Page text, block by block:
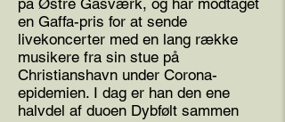
på Østre Gasværk, og har modtaget
en Gaffa-pris for at sende
livekoncerter med en lang række
musikere fra sin stue på
Christianshavn under Corona-
epidemien. I dag er han den ene
halvdel af duoen Dybfølt sammen